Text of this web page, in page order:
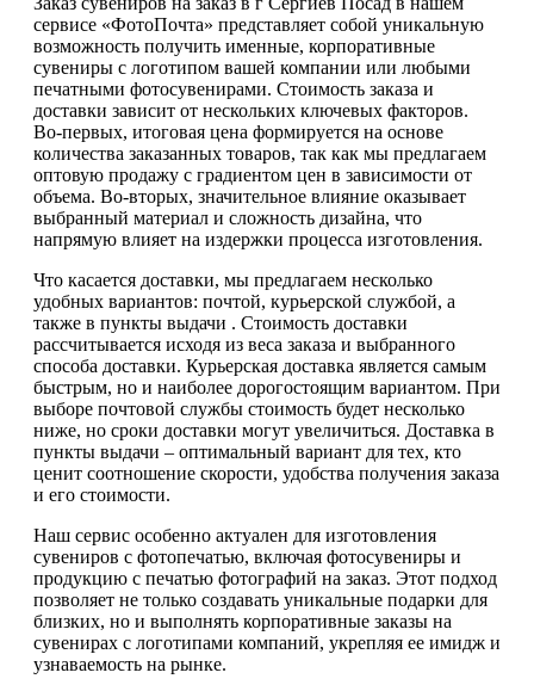
сервисе «ФотоПочта» представляет собой уникальную
возможность получить именные, корпоративные
сувениры с логотипом вашей компании или любыми
печатными фотосувенирами. Стоимость заказа и
доставки зависит от нескольких ключевых факторов.
Во-первых, итоговая цена формируется на основе
количества заказанных товаров, так как мы предлагаем
оптовую продажу с градиентом цен в зависимости от
объема. Во-вторых, значительное влияние оказывает
выбранный материал и сложность дизайна, что
напрямую влияет на издержки процесса изготовления.
Что касается доставки, мы предлагаем несколько
удобных вариантов: почтой, курьерской службой, а
также в пункты выдачи . Стоимость доставки
рассчитывается исходя из веса заказа и выбранного
способа доставки. Курьерская доставка является самым
быстрым, но и наиболее дорогостоящим вариантом. При
выборе почтовой службы стоимость будет несколько
ниже, но сроки доставки могут увеличиться. Доставка в
пункты выдачи – оптимальный вариант для тех, кто
ценит соотношение скорости, удобства получения заказа
и его стоимости.
Наш сервис особенно актуален для изготовления
сувениров с фотопечатью, включая фотосувениры и
продукцию с печатью фотографий на заказ. Этот подход
позволяет не только создавать уникальные подарки для
близких, но и выполнять корпоративные заказы на
сувенирах с логотипами компаний, укрепляя ее имидж и
узнаваемость на рынке.